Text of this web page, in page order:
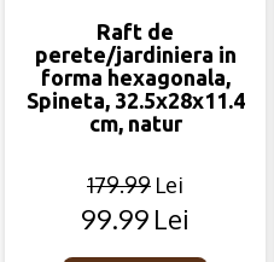
Raft de
perete/jardiniera in
forma hexagonala,
Spineta, 32.5x28x11.4
cm, natur
179.99 Lei
Original
99.99 Lei
Current